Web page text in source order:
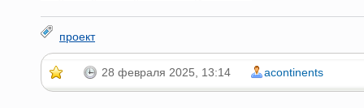
проект
28 февраля 2025, 13:14 acontinents